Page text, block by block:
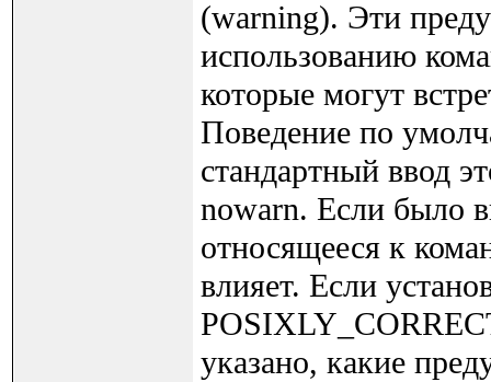
(warning). Эти
использованию
которые могут
Поведение по
стандартный ввод
nowarn. Если было
относящееся к
влияет. Если
указано, какие